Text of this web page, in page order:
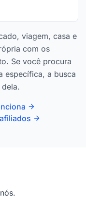
viagem, casa e
com os
Se você procura
específica, a busca